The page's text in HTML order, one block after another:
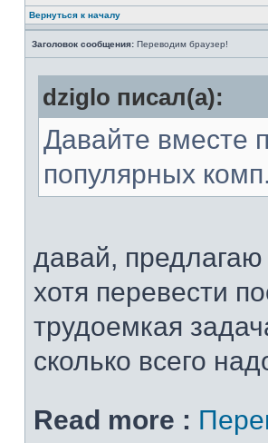
Вернуться к началу
Заголовок сообщения: Переводим браузер!
dziglo писал(а):
Давайте вместе
популярных
давай,
хотя перевести
трудоемкая
сколько всего
Read more :